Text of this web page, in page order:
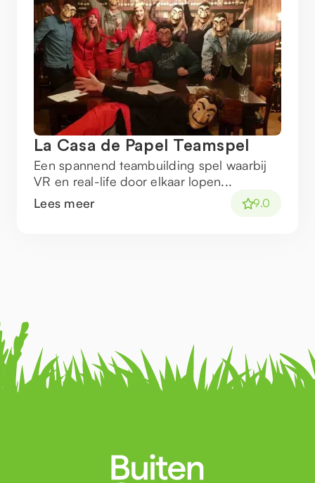
La Casa de Papel Teamspel
Een spannend teambuilding spel waarbij
VR en real-life door elkaar lopen...
Lees meer
9.0